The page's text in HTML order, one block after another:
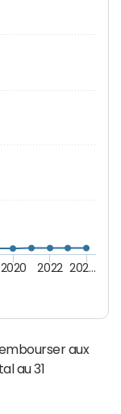
2020 2022 202…
aux
au 31